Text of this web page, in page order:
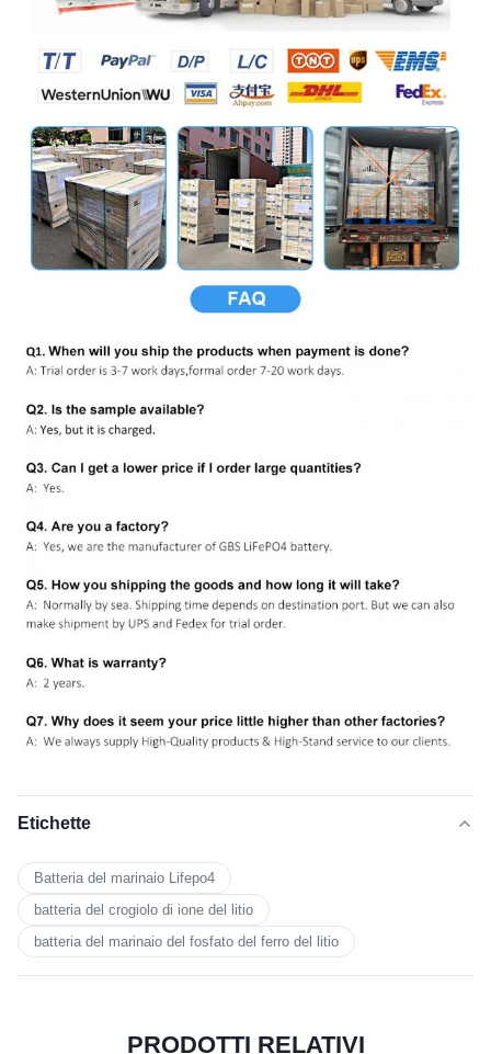
Etichette
Batteria del marinaio Lifepo4
batteria del crogiolo di ione del litio
batteria del marinaio del fosfato del ferro del litio
PRODOTTI RELATIVI